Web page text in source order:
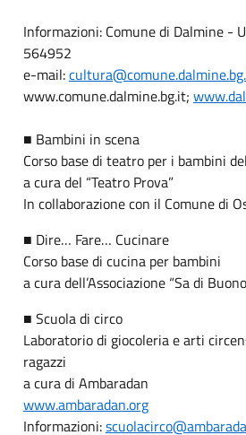
Informazioni: Comune di Dalmine -
564952
e-mail:
www.comune.dalmine.bg.it;
■ Bambini in scena
Corso base di teatro per i bambini
a cura del “Teatro Prova”
In collaborazione con il Comune di
■ Dire… Fare… Cucinare
Corso base di cucina per bambini
a cura dell’Associazione “Sa di
■ Scuola di circo
Laboratorio di giocoleria e arti
ragazzi
a cura di Ambaradan
www.ambaradan.org
Informazioni: